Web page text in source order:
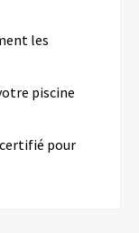
les
piscine
pour